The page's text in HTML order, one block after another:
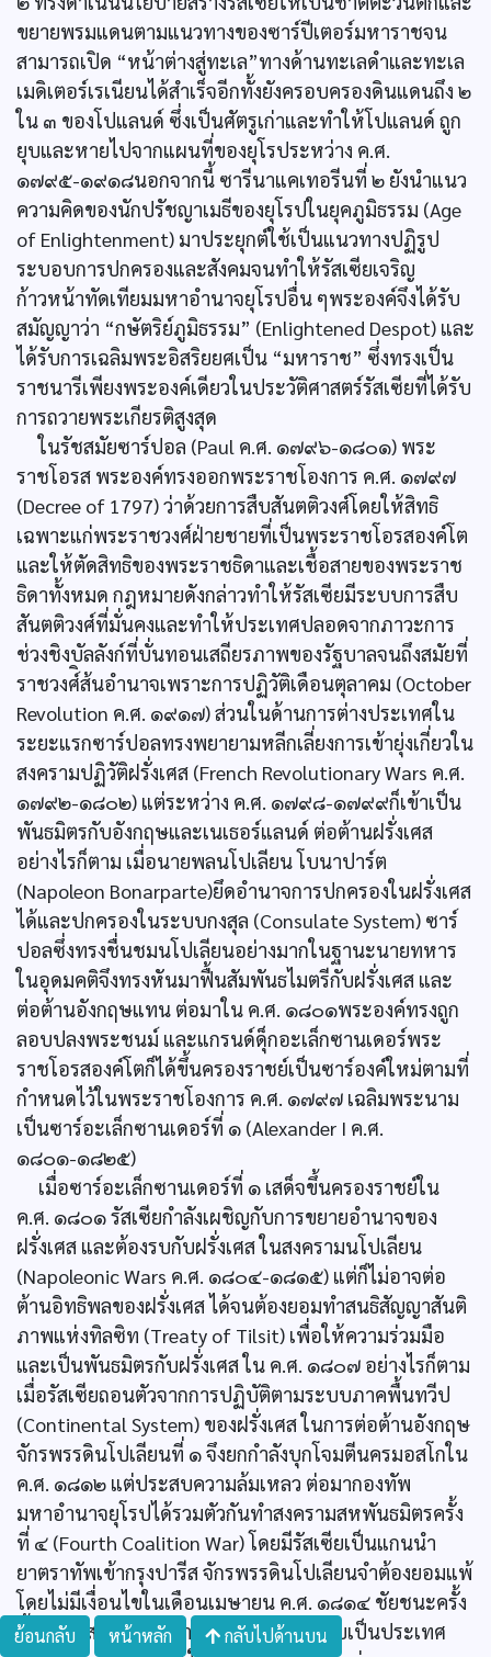
ขยายพรมแดนตามแนวทางของซาร์ปีเตอร์มหาราชจน
สามารถเปิด “หน้าต่างสู่ทะเล”ทางด้านทะเลดำและทะเล
เมดิเตอร์เรเนียนได้สำเร็จอีกทั้งยังครอบครองดินแดนถึง ๒
ใน ๓ ของโปแลนด์ ซึ่งเป็นศัตรูเก่าและทำให้โปแลนด์ ถูก
ยุบและหายไปจากแผนที่ของยุโรประหว่าง ค.ศ.
๑๗๙๕-๑๙๑๘นอกจากนี้ ซารีนาแคเทอรีนที่ ๒ ยังนำแนว
ความคิดของนักปรัชญาเมธีของยุโรปในยุคภูมิธรรม (Age
of Enlightenment) มาประยุกต์ใช้เป็นแนวทางปฏิรูป
ระบอบการปกครองและสังคมจนทำให้รัสเซียเจริญ
ก้าวหน้าทัดเทียมมหาอำนาจยุโรปอื่น ๆพระองค์จึงได้รับ
สมัญญาว่า “กษัตริย์ภูมิธรรม” (Enlightened Despot) และ
ได้รับการเฉลิมพระอิสริยยศเป็น “มหาราช” ซึ่งทรงเป็น
ราชนารีเพียงพระองค์เดียวในประวัติศาสตร์รัสเซียที่ได้รับ
การถวายพระเกียรติสูงสุด
ในรัชสมัยซาร์ปอล (Paul ค.ศ. ๑๗๙๖-๑๘๐๑) พระ
ราชโอรส พระองค์ทรงออกพระราชโองการ ค.ศ. ๑๗๙๗
(Decree of 1797) ว่าด้วยการสืบสันตติวงศ์โดยให้สิทธิ
เฉพาะแก่พระราชวงศ์ฝ่ายชายที่เป็นพระราชโอรสองค์โต
และให้ตัดสิทธิของพระราชธิดาและเชื้อสายของพระราช
ธิดาทั้งหมด กฎหมายดังกล่าวทำให้รัสเซียมีระบบการสืบ
สันตติวงศ์ที่มั่นคงและทำให้ประเทศปลอดจากภาวะการ
ช่วงชิงบัลลังก์ที่บั่นทอนเสถียรภาพของรัฐบาลจนถึงสมัยที่
ราชวงศ์ิส้นอำนาจเพราะการปฏิวัติเดือนตุลาคม (October
Revolution ค.ศ. ๑๙๑๗) ส่วนในด้านการต่างประเทศใน
ระยะแรกซาร์ปอลทรงพยายามหลีกเลี่ยงการเข้ายุ่งเกี่ยวใน
สงครามปฏิวัติฝรั่งเศส (French Revolutionary Wars ค.ศ.
๑๗๙๒-๑๘๐๒) แต่ระหว่าง ค.ศ. ๑๗๙๘-๑๗๙๙ก็เข้าเป็น
พันธมิตรกับอังกฤษและเนเธอร์แลนด์ ต่อต้านฝรั่งเศส
อย่างไรก็ตาม เมื่อนายพลนโปเลียน โบนาปาร์ต
(Napoleon Bonarparte)ยึดอำนาจการปกครองในฝรั่งเศส
ได้และปกครองในระบบกงสุล (Consulate System) ซาร์
ปอลซึ่งทรงชื่นชมนโปเลียนอย่างมากในฐานะนายทหาร
ในอุดมคติจึงทรงหันมาฟื้นสัมพันธไมตรีกับฝรั่งเศส และ
ต่อต้านอังกฤษแทน ต่อมาใน ค.ศ. ๑๘๐๑พระองค์ทรงถูก
ลอบปลงพระชนม์ และแกรนด์ดุ็กอะเล็กซานเดอร์พระ
ราชโอรสองค์โตก็ได้ขึ้นครองราชย์เป็นซาร์องค์ใหม่ตามที่
กำหนดไว้ในพระราชโองการ ค.ศ. ๑๗๙๗ เฉลิมพระนาม
เป็นซาร์อะเล็กซานเดอร์ที่ ๑ (Alexander I ค.ศ.
๑๘๐๑-๑๘๒๕)
เมื่อซาร์อะเล็กซานเดอร์ที่ ๑ เสด็จขึ้นครองราชย์ใน
ค.ศ. ๑๘๐๑ รัสเซียกำลังเผชิญกับการขยายอำนาจของ
ฝรั่งเศส และต้องรบกับฝรั่งเศส ในสงครามนโปเลียน
(Napoleonic Wars ค.ศ. ๑๘๐๔-๑๘๑๕) แต่ก็ไม่อาจต่อ
ต้านอิทธิพลของฝรั่งเศส ได้จนต้องยอมทำสนธิสัญญาสันติ
ภาพแห่งทิลซิท (Treaty of Tilsit) เพื่อให้ความร่วมมือ
และเป็นพันธมิตรกับฝรั่งเศส ใน ค.ศ. ๑๘๐๗ อย่างไรก็ตาม
เมื่อรัสเซียถอนตัวจากการปฏิบัติตามระบบภาคพื้นทวีป
(Continental System) ของฝรั่งเศส ในการต่อต้านอังกฤษ
จักรพรรดินโปเลียนที่ ๑ จึงยกกำลังบุกโจมตีนครมอสโกใน
ค.ศ. ๑๘๑๒ แต่ประสบความล้มเหลว ต่อมากองทัพ
มหาอำนาจยุโรปได้รวมตัวกันทำสงครามสหพันธมิตรครั้ง
ที่ ๔ (Fourth Coalition War) โดยมีรัสเซียเป็นแกนนำ
ยาตราทัพเข้ากรุงปารีส จักรพรรดินโปเลียนจำต้องยอมแพ้
โดยไม่มีเงื่อนไขในเดือนเมษายน ค.ศ. ๑๘๑๔ ชัยชนะครั้ง
นี้ทำให้รัสเซียได้รับการยกย่องและยอมรับเป็นประเทศ
ย้อนกลับ หน้าหลัก กลับไปด้านบน